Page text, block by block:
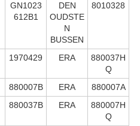
GN1023
612B1
DEN
OUDSTE
N
BUSSEN
8010328
1970429 ERA
880037H
Q
880007B ERA
880007A
880037B ERA
880007H
Q